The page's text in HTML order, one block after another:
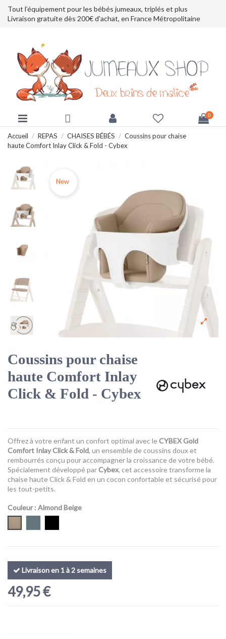
Tout l’équipement pour les bébés jumeaux, triplés et plus
Livraison gratuite dès 200€ d'achat, en France Métropolitaine
0
Accueil REPAS CHAISES BÉBÉS
Coussins pour chaise
haute Comfort Inlay Click & Fold - Cybex
New
Coussins pour chaise
haute Comfort Inlay
Click & Fold - Cybex
Offrez à votre enfant un confort optimal avec leCYBEX Gold
Comfort Inlay Click & Fold, un ensemble de coussins doux et
rembourrés conçu pour accompagner la croissance de votre bébé.
Spécialement développé parCybex, cet accessoire transforme la
chaise haute Click & Fold en un cocon confortable et sécurisé pour
les tout-petits.
Couleur: Almond Beige
Livraison en 1 à 2 semaines
49,95 €